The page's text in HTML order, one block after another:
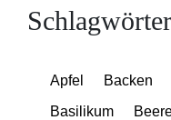
Apfel Backen
Basilikum